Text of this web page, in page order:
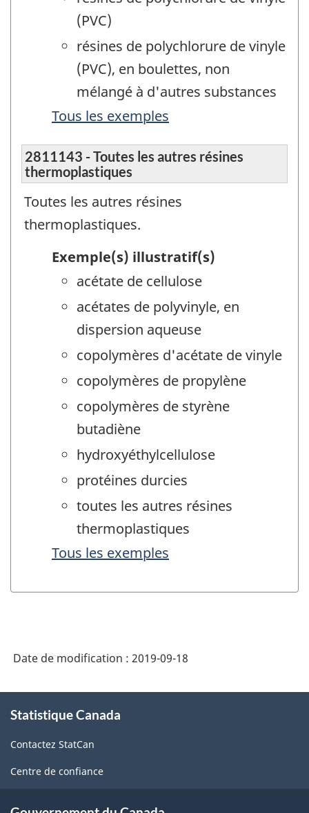
(PVC)
résines de polychlorure de vinyle
(PVC), en boulettes, non
mélangé à d'autres substances
Tous les exemples
2811143 - Toutes les autres résines
thermoplastiques
Toutes les autres résines
thermoplastiques.
Exemple(s) illustratif(s)
acétate de cellulose
acétates de polyvinyle, en
dispersion aqueuse
copolymères d'acétate de vinyle
copolymères de propylène
copolymères de styrène
butadiène
hydroxyéthylcellulose
protéines durcies
toutes les autres résines
thermoplastiques
Tous les exemples
Date de modification : 2019-09-18
propos
ce
site
Statistique Canada
Contactez StatCan
Centre de confiance